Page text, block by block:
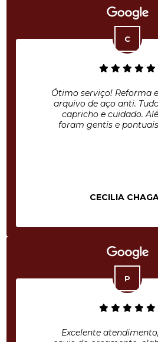
Ótimo serviço! Reforma
arquivo de aço anti.
capricho e cuidado.
foram gentis e
CECILIA
Excelente